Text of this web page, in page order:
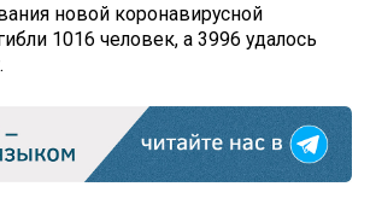
новой коронавирусной
1016 человек, а 3996 удалось